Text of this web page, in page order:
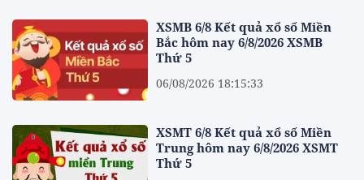
XSMB 6/8 Kết quả xổ số Miền
Bắc hôm nay 6/8/2026 XSMB
Thứ 5
06/08/2026 18:15:33
XSMT 6/8 Kết quả xổ số Miền
Trung hôm nay 6/8/2026 XSMT
Thứ 5